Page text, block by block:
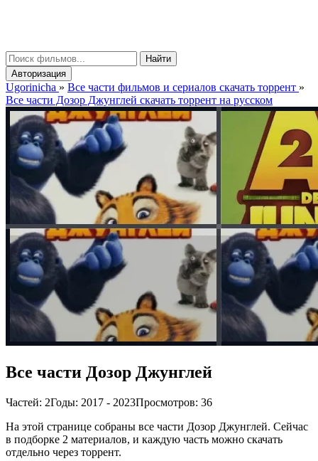
Найти
Авторизация
Ugorinicha » Все части фильмов и сериалов скачать торрент »
Все части Дозор Джунглей скачать торрент на русском
Все части Дозор Джунглей
Частей: 2Годы: 2017 - 2023Просмотров: 36
На этой странице собраны все части Дозор Джунглей. Сейчас
в подборке 2 материалов, и каждую часть можно скачать
отдельно через торрент.